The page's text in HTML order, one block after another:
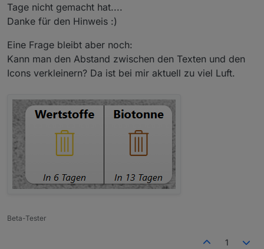
Tage nicht gemacht hat....
Danke für den Hinweis :)
Eine Frage bleibt aber noch:
Kann man den Abstand zwischen den Texten und den
Icons verkleinern? Da ist bei mir aktuell zu viel Luft.
Beta-Tester
1